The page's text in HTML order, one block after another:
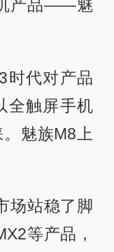
产品——魅
时代对产品
全触屏手机
魅族M8上
场站稳了脚
等产品，